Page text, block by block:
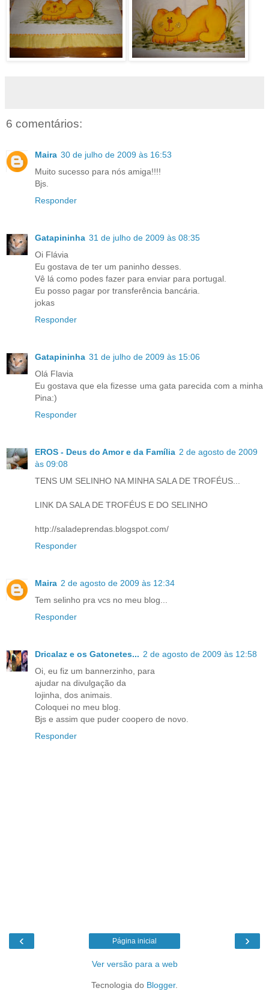
6 comentários:
Maira 30 de julho de 2009 às 16:53
Muito sucesso para nós amiga!!!!
Bjs.
Responder
Gatapininha 31 de julho de 2009 às 08:35
Oi Flávia
Eu gostava de ter um paninho desses.
Vê lá como podes fazer para enviar para portugal.
Eu posso pagar por transferência bancária.
jokas
Responder
Gatapininha 31 de julho de 2009 às 15:06
Olá Flavia
Eu gostava que ela fizesse uma gata parecida com a minha
Pina:)
Responder
EROS - Deus do Amor e da Família 2 de agosto de 2009
às 09:08
TENS UM SELINHO NA MINHA SALA DE TROFÉUS...
LINK DA SALA DE TROFÉUS E DO SELINHO
http://saladeprendas.blogspot.com/
Responder
Maira 2 de agosto de 2009 às 12:34
Tem selinho pra vcs no meu blog...
Responder
Dricalaz e os Gatonetes... 2 de agosto de 2009 às 12:58
Oi, eu fiz um bannerzinho, para
ajudar na divulgação da
lojinha, dos animais.
Coloquei no meu blog.
Bjs e assim que puder coopero de novo.
Responder
‹ ›
Página inicial
Ver versão para a web
Tecnologia do Blogger.